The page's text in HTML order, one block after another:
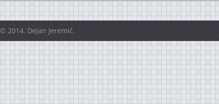
© 2014. Dejan Jeremić.